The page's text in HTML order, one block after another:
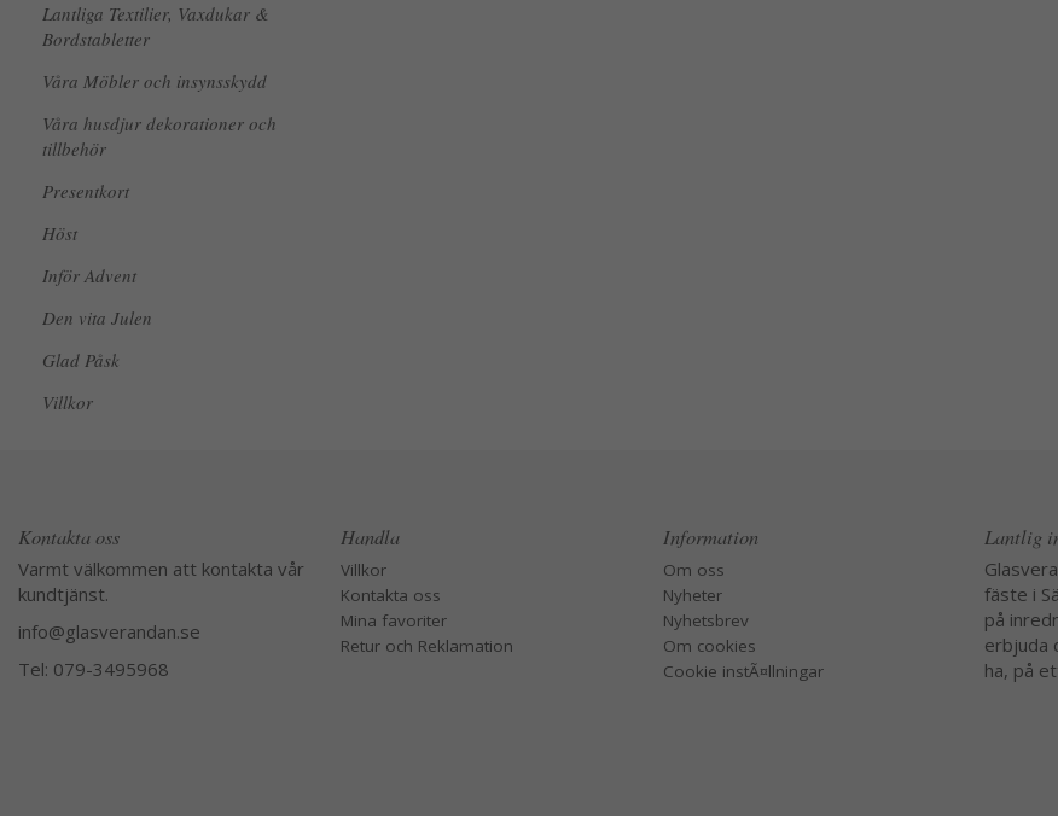
Lantliga Textilier, Vaxdukar &
Bordstabletter
Våra Möbler och insynsskydd
Våra husdjur dekorationer och
tillbehör
Presentkort
Höst
Inför Advent
Den vita Julen
Glad Påsk
Villkor
Kontakta oss
Varmt välkommen att kontakta vår
kundtjänst.
info@glasverandan.se
Tel: 079-3495968
Handla
Villkor
Kontakta oss
Mina favoriter
Retur och Reklamation
Information
Om oss
Nyheter
Nyhetsbrev
Om cookies
Cookie instÃ¤llningar
Lantlig
fäste i
på
erbjuda
ha, på